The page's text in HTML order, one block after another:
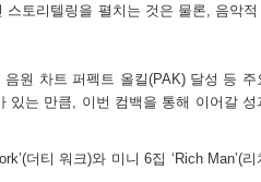
스토리텔링을 펼치는 것은 물론
음악
음원 차트 퍼펙트 올킬(PAK) 달성 등 주
있는 만큼
이번 컴백을 통해 이어갈
더티 워크)와 미니6집 ‘Rich Man’(리